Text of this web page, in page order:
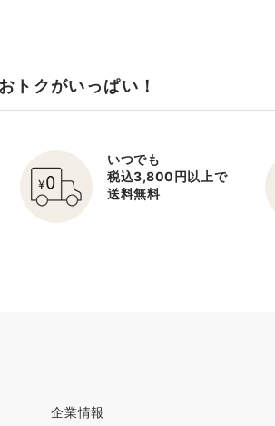
トクがいっぱい！
いつでも
税込3,800円以上で
送料無料
企業情報